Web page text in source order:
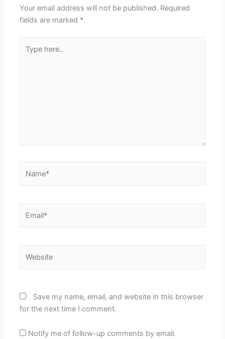
Your email address will not be published. Required
fields are marked *
here..
Save my name, email, and website in this browser
for the next time I comment.
Notify me of follow-up comments by email.